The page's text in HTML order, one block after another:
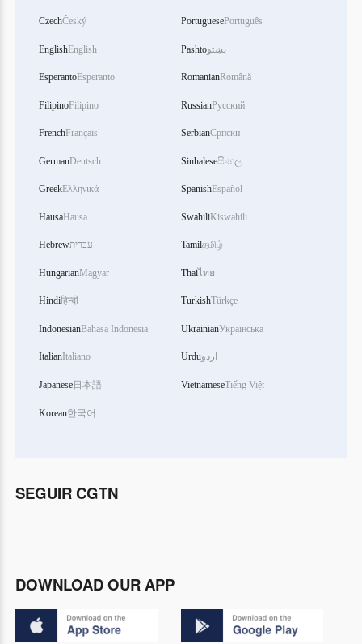
CzechČeský
EnglishEnglish
EsperantoEsperanto
FilipinoFilipino
FrenchFrançais
GermanDeutsch
GreekΕλληνικά
HausaHausa
Hebrewעברית
HungarianMagyar
Hindiहिन्दी
IndonesianBahasa Indonesia
ItalianItaliano
Japanese日本語
Korean한국어
PortuguesePortuguês
Pashtoپښتو
RomanianRomână
RussianРусский
SerbianСрпски
Sinhaleseසිංහල
SpanishEspañol
SwahiliKiswahili
Tamilதமிழ்
Thaiไทย
TurkishTürkçe
UkrainianУкраїнська
Urduاردو
VietnameseTiếng Việt
SEGUIR CGTN
DOWNLOAD OUR APP